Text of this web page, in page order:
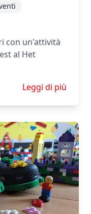
con un'attività
al Het
Scopri di più su
Leggi di più